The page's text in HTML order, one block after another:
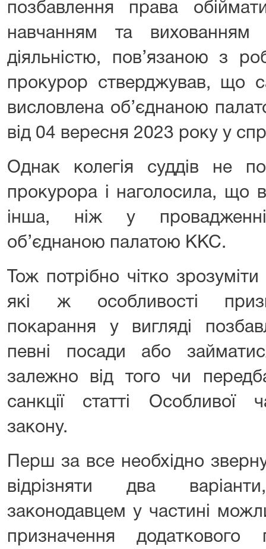
позбавлення права
навчанням та вихованням
діяльністю, пов’язаною з
прокурор стверджував, що
висловлена об’єднаною
від 04 вересня 2023 року у
Однак колегія суддів не
прокурора і наголосила, що
інша, ніж у
об’єднаною палатою ККС.
Тож потрібно чітко
які ж особливості
покарання у вигляді
певні посади або
залежно від того чи
санкції статті Особливої
закону.
Перш за все необхідно
відрізняти два
законодавцем у частині
призначення додаткового